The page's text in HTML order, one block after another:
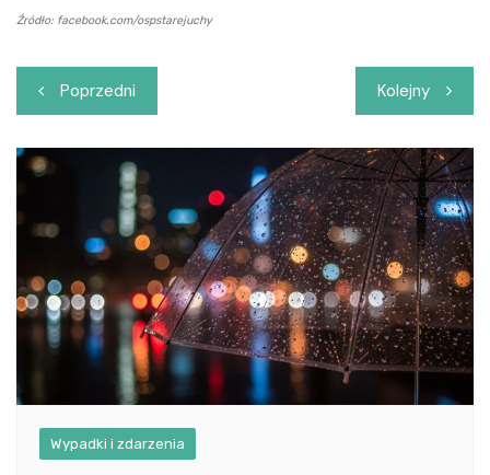
Źródło: facebook.com/ospstarejuchy
Nawigacja
wpisu
Poprzedni Kolejny
Wypadki i zdarzenia